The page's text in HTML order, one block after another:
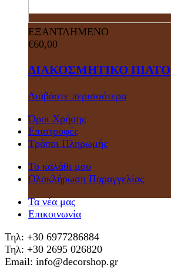
ΕΞΑΝΤΛΗΜΕΝΟ
€60,00
ΔΙΑΚΟΣΜΗΤΙΚΟ ΠΙΑΤΟ
Διαβάστε περισσότερα
Όροι Χρήσης
Επιστροφές
Τρόποι Πληρωμής
Το καλάθι μου
Ολοκλήρωση Παραγγελίας
Τα νέα μας
Επικοινωνία
Τηλ: +30 6977286884
Τηλ: +30 2695 026820
Email: info@decorshop.gr